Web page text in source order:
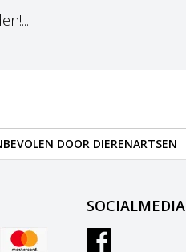
DOOR DIERENARTSEN
SOCIALMEDIA